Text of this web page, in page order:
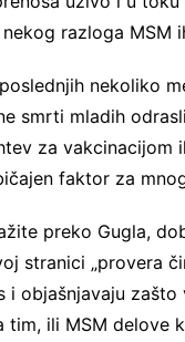
razloga MSM
nekoliko
smrti mladih
za vakcinacijom
faktor za
preko Gugla,
stranici „provera
i objašnjavaju zašto
tim, ili MSM delove